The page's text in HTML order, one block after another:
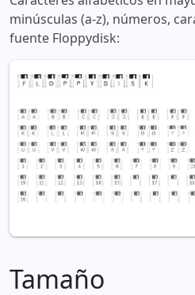
minúsculas (a-z), números,
fuente Floppydisk:
Tamaño